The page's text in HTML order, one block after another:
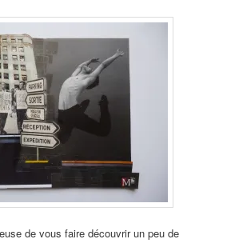
de vous faire découvrir un peu de